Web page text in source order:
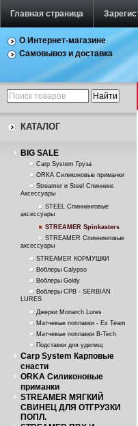
Главная страница
О Интернет-магазине
Самовывоз и доставка
КАТАЛОГ
BIG SALE
Carp System Груза
ORKA Силиконовые приманки
Streamer и Steel Спиннинг.
Аксессуары
STEEL Спиннинговые
аксессуары
STREAMER Spinkasters
STREAMER Спиннинговые
аксессуары
STREAMER КОРМУШКИ
Воблеры Calypso
Воблеры Goldy
Воблеры СРВ - SERBIAN
LURES
Джерки Monarch Lures
Матчевые поплавки - Ex Team
Матчевые поплавки B-Tech
Подставки для удилищ
Carp System Карповые
снасти
ORKA Силиконовые
приманки
STREAMER МЯГКИЙ
СВИНЕЦ ДЛЯ ОТГРУЗКИ
ПОПЛ.